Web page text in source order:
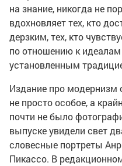
на знание, никогда не
вдохновляет тех, кто
дерзким, тех, кто
по отношению к
установленным
Издание про модернизм
не просто особое, а
почти не было
выпуске увидели свет
словесные портреты
Пикассо. В